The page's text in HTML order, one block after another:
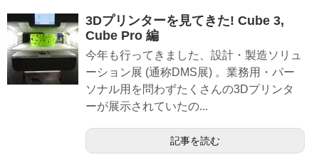
3Dプリンターを見てきた! Cube 3,
Cube Pro 編
今年も行ってきました、設計・製造ソリュ
ーション展 (通称DMS展) 。業務用・パー
ソナル用を問わずたくさんの3Dプリンタ
ーが展示されていたの...
記事を読む